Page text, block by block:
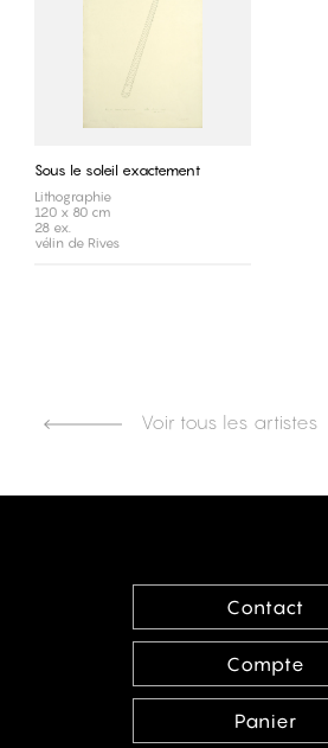
Sous le soleil exactement
Lithographie
120 x 80 cm
28 ex.
vélin de Rives
Voir tous les artistes
Contact
Compte
Panier